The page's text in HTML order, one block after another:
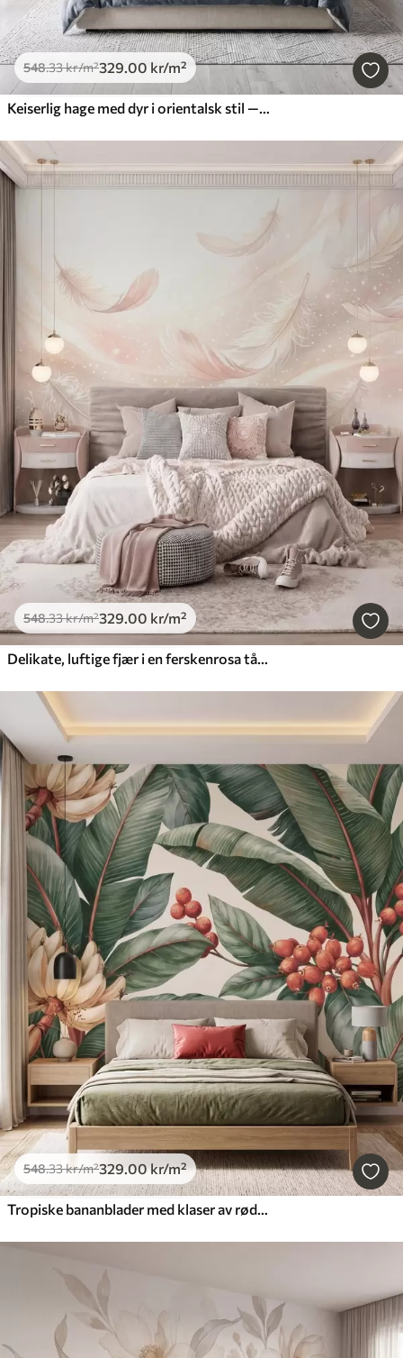
548.33kr/m²329.00 kr/m²
Keiserlig hage med dyr i orientalsk stil — ape, leopard, tiger, påfugl og hegre
548.33kr/m²329.00 kr/m²
Delikate, luftige fjær i en ferskenrosa tåke med glans
548.33kr/m²329.00kr/m²
Tropiske bananblader med klaser av røde kaffebær, i akvarellstil